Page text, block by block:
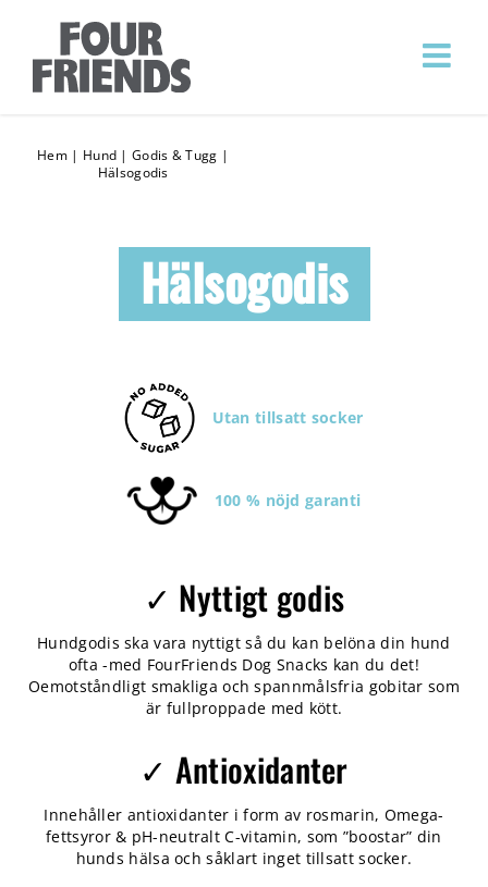
Hem | Hund |Godis & Tugg |
Hälsogodis
Hälsogodis
Utan tillsatt socker
100 % nöjd garanti
✓ Nyttigt godis
Hundgodis ska vara nyttigt så du kan belöna din hund
ofta -med FourFriends Dog Snacks kan du det!
Oemotståndligt smakliga och spannmålsfria gobitar som
är fullproppade med kött.
✓ Antioxidanter
Innehåller antioxidanter i form av rosmarin, Omega-
fettsyror & pH-neutralt C-vitamin, som ”boostar” din
hunds hälsa och såklart inget tillsatt socker.